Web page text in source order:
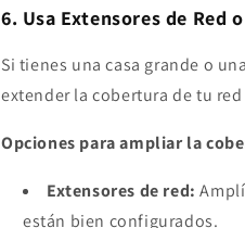
6. Usa Extensores de Red
Si tienes una casa grande o
extender la cobertura de tu red
Opciones para ampliar la
Extensores de red:
están bien configurados.